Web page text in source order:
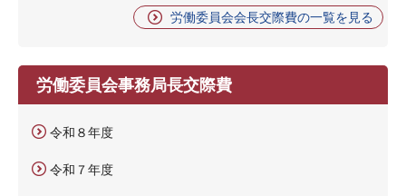
労働委員会会長交際費の一覧を見る
労働委員会事務局長交際費
令和８年度
令和７年度